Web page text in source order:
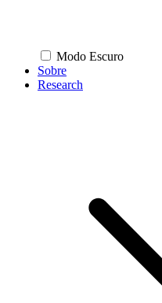
Modo Escuro
Sobre
Research